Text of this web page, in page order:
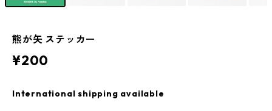
熊が矢 ステッカー
¥200
International shipping available